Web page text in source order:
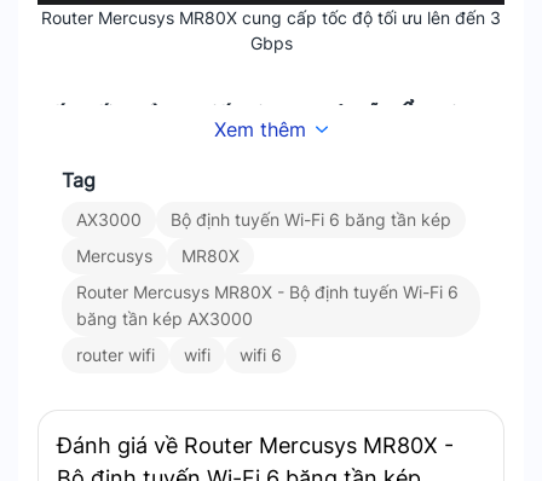
Router Mercusys MR80X cung cấp tốc độ tối ưu lên đến 3
Gbps
Với các công nghệ tiên tiến như MU-MIMO và
OFDMA. MR80X cho phép nhiều thiết bị kết nối
cùng lúc mà không làm giảm hiệu suất. Điều này
giúp giảm độ trễ và tăng gấp bốn lần thông lượng
trung bình. Mang lại sự tiện lợi tối ưu cho các gia
đình đông thành viên hoặc văn phòng làm việc
nhiều thiết bị.
Xem thêm
Tag
AX3000
Bộ định tuyến Wi-Fi 6 băng tần kép
Mercusys
MR80X
Router Mercusys MR80X - Bộ định tuyến Wi-Fi 6
băng tần kép AX3000
router wifi
wifi wifi 6
Đánh giá về Router Mercusys MR80X -